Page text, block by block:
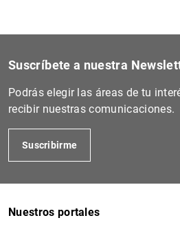
Suscríbete a nuestra
Podrás elegir las áreas de tu
recibir nuestras comunicaciones.
Suscribirme
Nuestros portales